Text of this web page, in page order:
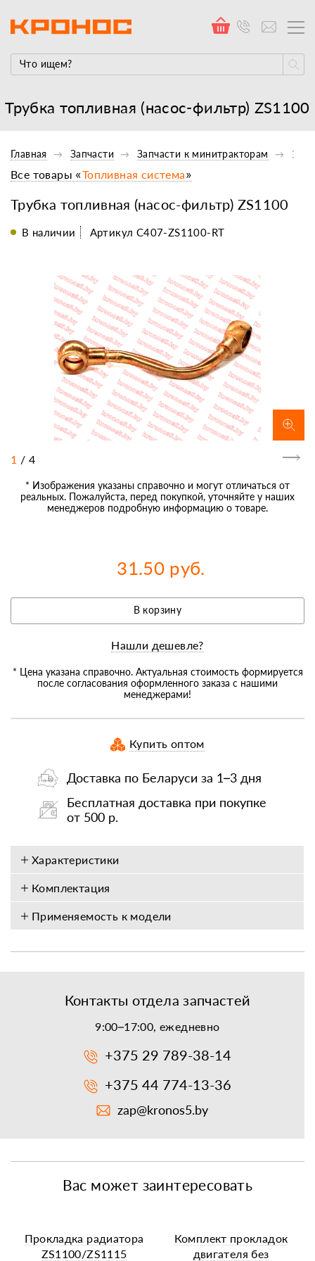
Трубка топливная (насос-фильтр) ZS1100
Главная Запчасти Запчасти к минитракторам
Трубка топливная (насос-фильтр) ZS1100
Все товары «Топливная система»
В наличии Артикул C407-ZS1100-RT
1 / 4
* Изображения указаны справочно и могут отличаться от
реальных. Пожалуйста, перед покупкой, уточняйте у наших
менеджеров подробную информацию о товаре.
31.50 руб.
В корзину
Нашли дешевле?
* Цена указана справочно. Актуальная стоимость формируется
после согласования оформленного заказа с нашими
менеджерами!
Купить оптом
Доставка по Беларуси за 1–3 дня
Бесплатная доставка при покупке
от 500 р.
Характеристики
Комплектация
Применяемость к модели
Контакты отдела запчастей
9:00–17:00, ежедневно
+375 29 789-38-14
+375 44 774-13-36
zap@kronos5.by
Вас может заинтересовать
Прокладка радиатора
ZS1100/ZS1115
Комплект прокладок
двигателя без